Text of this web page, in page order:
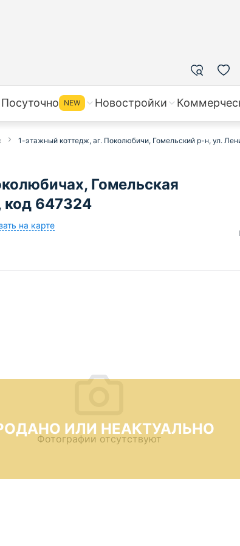
Посуточно NEW Новостройки
1-этажный коттедж, аг. Поколюбичи, Гомельский р-н, ул.
Гомельская
код 647324
на карте
ИЛИ НЕАКТУАЛЬНО
Фотографии отсутствуют